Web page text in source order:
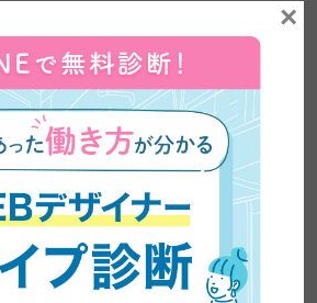
の手続きが大変
、税金などの事務手続きが大変 になりま
ランスでも確定申告を自分でする必要が
マドワーカーの場合は、さらに手続きが
かかる場合がありますね。
×